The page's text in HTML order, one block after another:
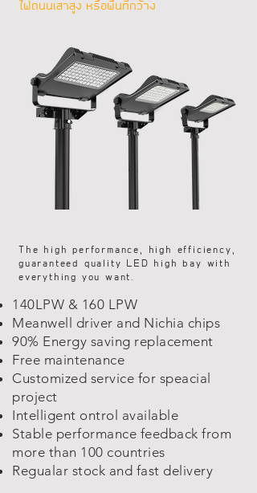
ไฟถนนเสาสูง หรือพื้นที่กว้าง
The high performance, high efficiency,
guaranteed quality LED high bay with
everything you want.
140LPW & 160 LPW
Meanwell driver and Nichia chips
90% Energy saving replacement
Free maintenance
Customized service for speacial
project
Intelligent ontrol available
Stable performance feedback from
more than 100 countries
Regualar stock and fast delivery